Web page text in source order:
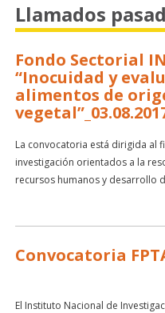
Llamados
Fondo Sectorial
“Inocuidad y
alimentos de
La convocatoria está dirigida al
investigación orientados a la
recursos humanos y desarrollo
Convocatoria
El Instituto Nacional de